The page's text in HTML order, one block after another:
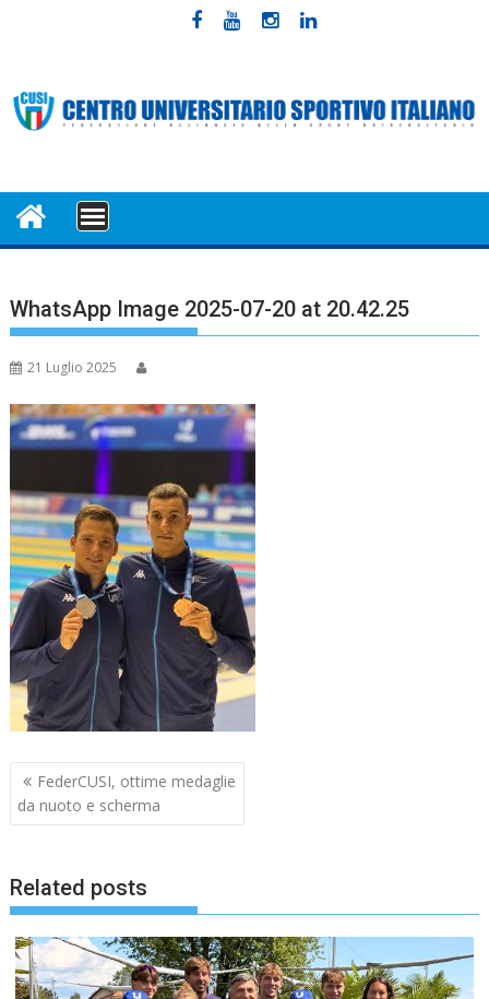
MENU
WhatsApp Image 2025-07-20 at 20.42.25
21 Luglio 2025
Navigazione
articoli
FederCUSI, ottime medaglie
da nuoto e scherma
Related posts